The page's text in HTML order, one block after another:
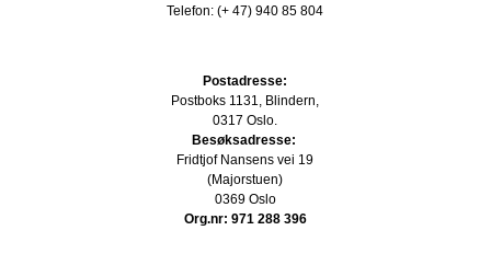
Telefon: (+ 47) 940 85 804
Postadresse:
Postboks 1131, Blindern,
0317 Oslo.
Besøksadresse:
Fridtjof Nansens vei 19
(Majorstuen)
0369 Oslo
Org.nr: 971 288 396